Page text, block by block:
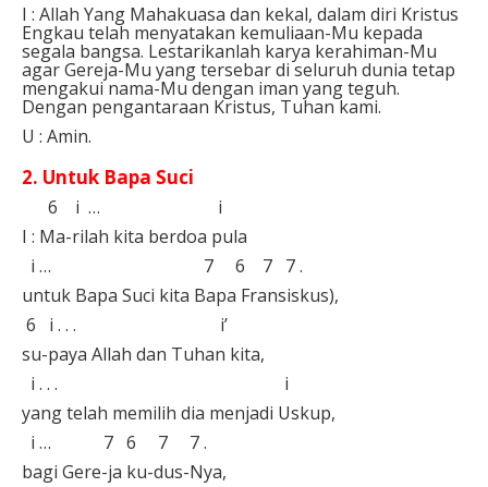
I : Allah Yang Mahakuasa dan kekal, dalam diri Kristus
Engkau telah menyatakan kemuliaan-Mu kepada
segala bangsa. Lestarikanlah karya kerahiman-Mu
agar Gereja-Mu yang tersebar di seluruh dunia tetap
mengakui nama-Mu dengan iman yang teguh.
Dengan pengantaraan Kristus, Tuhan kami.⁣
U : Amin.⁣⁣
2. Untuk Bapa Suci⁣
6 i … ⁣ i
I : Ma-rilah kita berdoa pula⁣
i … 7 6 7 7 . ⁣
untuk Bapa Suci kita Bapa Fransiskus),⁣
6 i . . . i’⁣
su-paya Allah dan Tuhan kita,⁣
i . . . i⁣
yang telah memilih dia menjadi Uskup, ⁣
i … 7 6 7 7 . ⁣
bagi Gere-ja ku-dus-Nya,⁣